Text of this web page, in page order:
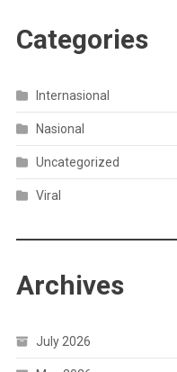
Categories
Internasional
Nasional
Uncategorized
Viral
Archives
July 2026